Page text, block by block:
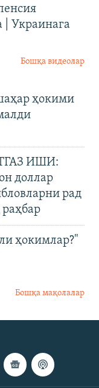
| Украинага
Бошқа видеолар
ҳокими
ИШИ:
доллар
рад
раҳбар
ҳокимлар?"
Бошқа мақолалар